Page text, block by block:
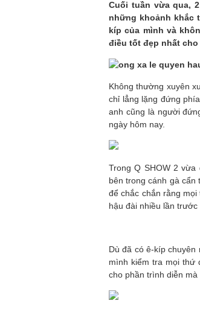
Cuối tuần vừa qua,
những khoảnh khắc
kíp của mình và
điều tốt đẹp nhất cho
Không thường xuyên
chỉ lẳng lặng đứng
anh cũng là người
ngày hôm nay.
Trong Q SHOW 2
bên trong cánh gà
để chắc chắn rằng
hậu đài nhiều lần trước
Dù đã có ê-kíp
mình kiểm tra mọi thứ
cho phần trình diễn